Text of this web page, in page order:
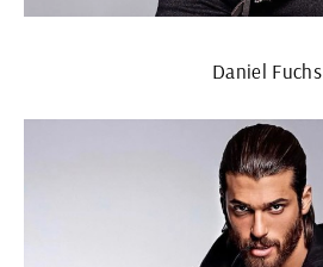
Daniel Fuchs